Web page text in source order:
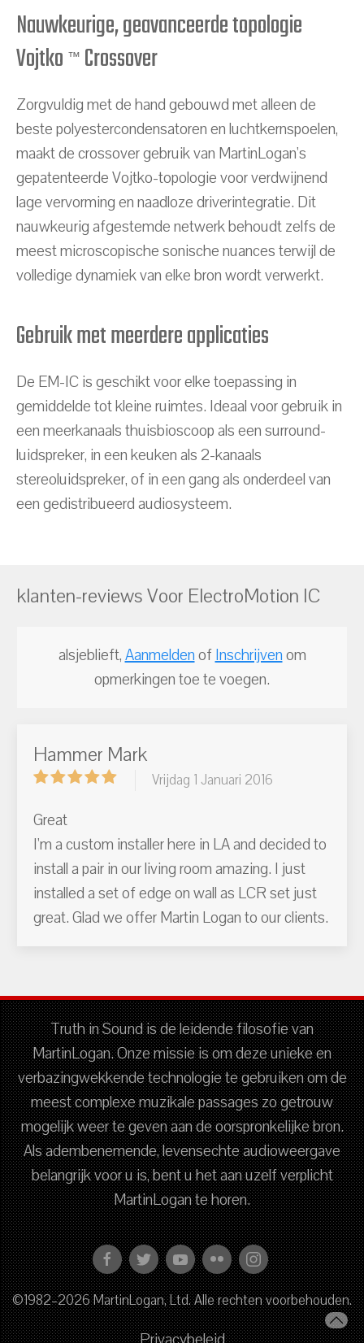
Nauwkeurige, geavanceerde topologie
Vojtko ™ Crossover
Zorgvuldig met de hand gebouwd met alleen de
beste polyestercondensatoren en luchtkernspoelen,
maakt de crossover gebruik van MartinLogan's
gepatenteerde Vojtko-topologie voor verdwijnend
lage vervorming en naadloze driverintegratie. Dit
nauwkeurig afgestemde netwerk behoudt zelfs de
meest microscopische sonische nuances terwijl de
volledige dynamiek van elke bron wordt verwerkt.
Gebruik met meerdere applicaties
De EM-IC is geschikt voor elke toepassing in
gemiddelde tot kleine ruimtes. Ideaal voor gebruik in
een meerkanaals thuisbioscoop als een surround-
luidspreker, in een keuken als 2-kanaals
stereoluidspreker, of in een gang als onderdeel van
een gedistribueerd audiosysteem.
klanten-reviews Voor ElectroMotion IC
alsjeblieft,AanmeldenofInschrijvenom
opmerkingen toe te voegen.
Hammer Mark
Vrijdag 1 Januari 2016
Great
I'm a custom installer here in LA and decided to
install a pair in our living room amazing. I just
installed a set of edge on wall as LCR set just
great. Glad we offer Martin Logan to our clients.
Truth in Sound is de leidende filosofie van
MartinLogan. Onze missie is om deze unieke en
verbazingwekkende technologie te gebruiken om de
meest complexe muzikale passages zo getrouw
mogelijk weer te geven aan de oorspronkelijke bron.
Als adembenemende, levensechte audioweergave
belangrijk voor u is, bent u het aan uzelf verplicht
MartinLogan te horen.
©1982–2026 MartinLogan, Ltd. Alle rechten voorbehouden.